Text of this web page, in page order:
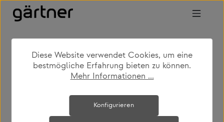
Zum Hauptinhalt springen
shop produkte
outdoor
gartencouch- & beistelltische
Bildergalerie überspringen
Diese Website verwendet Cookies, um eine
bestmögliche Erfahrung bieten zu können.
Mehr Informationen ...
Konfigurieren